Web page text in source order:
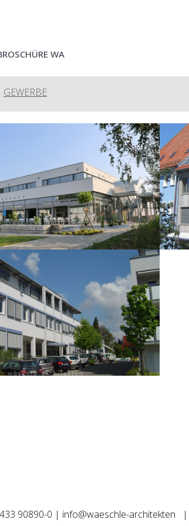
WA
GEWERBE
90890-0 | info@waeschle-architekten |